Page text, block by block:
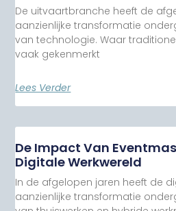
De uitvaartbranche heeft de
aanzienlijke transformatie
van technologie. Waar
vaak gekenmerkt
Lees Verder
De Impact Van
Digitale Werkwereld
In de afgelopen jaren heeft de
aanzienlijke transformatie